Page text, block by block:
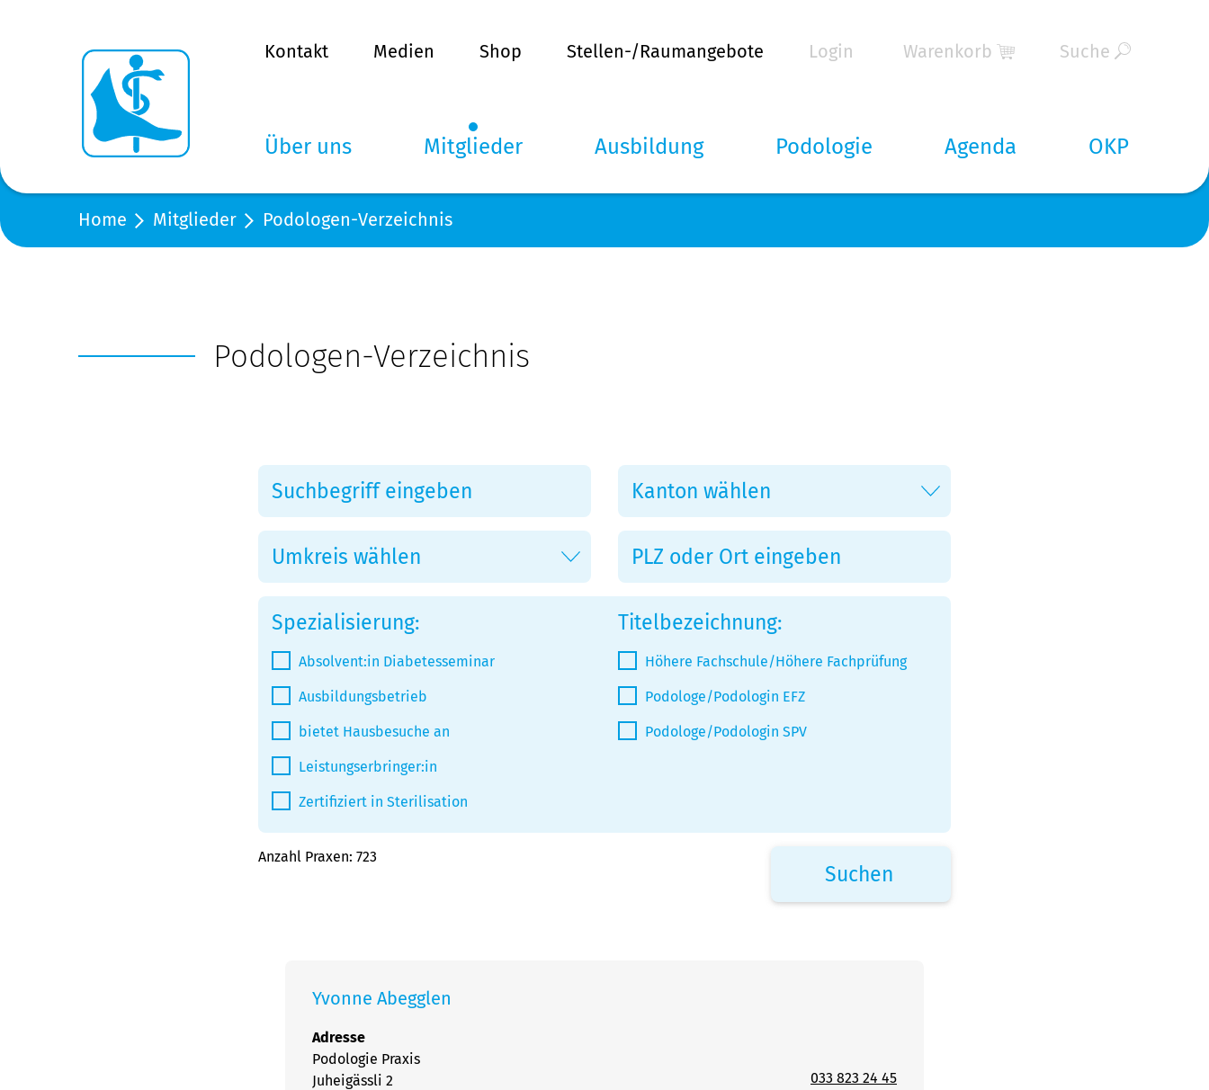
Kontakt Medien Shop Stellen-/Raumangebote Login Warenkorb Suche
Über uns Mitglieder Ausbildung Podologie Agenda OKP
Home Mitglieder Podologen-Verzeichnis
Podologen-Verzeichnis
Suchbegriff eingeben Kanton wählen
Umkreis wählen PLZ oder Ort eingeben
Spezialisierung:
Absolvent:in Diabetesseminar
Ausbildungsbetrieb
bietet Hausbesuche an
Leistungserbringer:in
Zertifiziert in Sterilisation
Titelbezeichnung:
Höhere Fachschule/Höhere Fachprüfung
Podologe/Podologin EFZ
Podologe/Podologin SPV
Anzahl Praxen: 723
Yvonne Abegglen
Adresse
Podologie Praxis
Juheigässli 2
033 823 24 45